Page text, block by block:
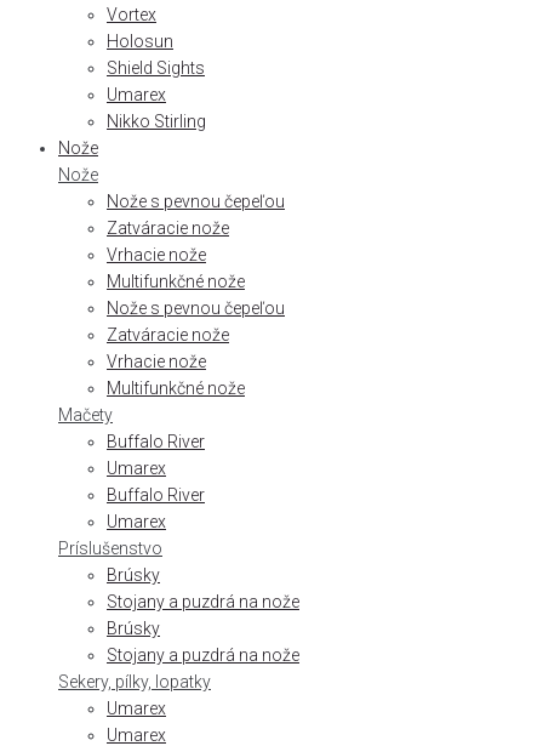
Vortex
Holosun
Shield Sights
Umarex
Nikko Stirling
Nože
Nože
Nože s pevnou čepeľou
Zatváracie nože
Vrhacie nože
Multifunkčné nože
Nože s pevnou čepeľou
Zatváracie nože
Vrhacie nože
Multifunkčné nože
Mačety
Buffalo River
Umarex
Buffalo River
Umarex
Príslušenstvo
Brúsky
Stojany a puzdrá na nože
Brúsky
Stojany a puzdrá na nože
Sekery, pílky, lopatky
Umarex
Umarex